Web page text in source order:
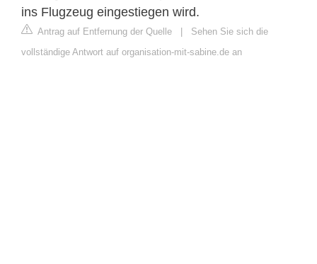
ins Flugzeug eingestiegen wird.
Antrag auf Entfernung der Quelle | Sehen Sie sich die
vollständige Antwort auf organisation-mit-sabine.de an